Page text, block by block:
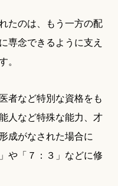
たのは、もう一方の配
専念できるように支え
者など特別な資格をも
人など特殊な能力、才
成がなされた場合に
や「７：３」などに修